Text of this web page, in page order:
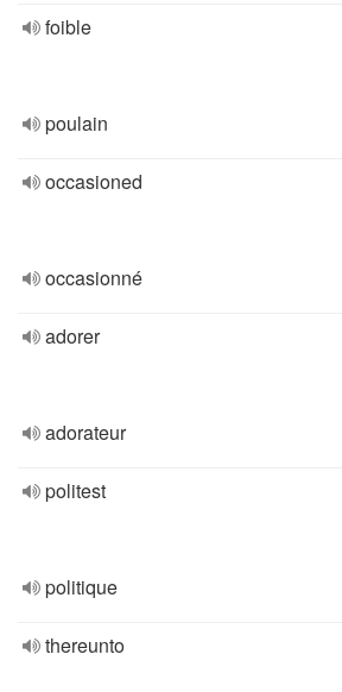
foible
poulain
occasioned
occasionné
adorer
adorateur
politest
politique
thereunto